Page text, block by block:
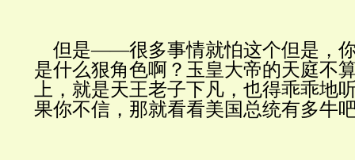
但是——很多事情就怕这个但是，
是什么狠角色啊？玉皇大帝的天庭不
上，就是天王老子下凡，也得乖乖地
果你不信，那就看看美国总统有多牛